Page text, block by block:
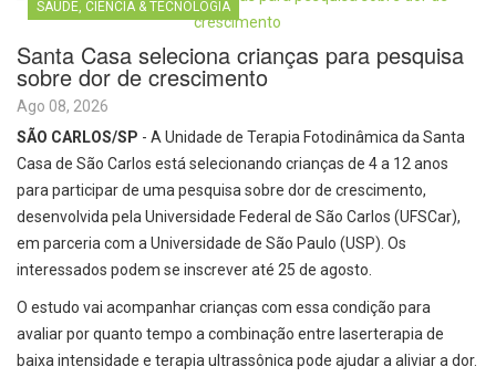
SAÚDE, CIÊNCIA & TECNOLOGIA
Santa Casa seleciona crianças para pesquisa
sobre dor de crescimento
Ago 08, 2026
SÃO CARLOS/SP - A Unidade de Terapia Fotodinâmica da Santa
Casa de São Carlos está selecionando crianças de 4 a 12 anos
para participar de uma pesquisa sobre dor de crescimento,
desenvolvida pela Universidade Federal de São Carlos (UFSCar),
em parceria com a Universidade de São Paulo (USP). Os
interessados podem se inscrever até 25 de agosto.
O estudo vai acompanhar crianças com essa condição para
avaliar por quanto tempo a combinação entre laserterapia de
baixa intensidade e terapia ultrassônica pode ajudar a aliviar a dor.